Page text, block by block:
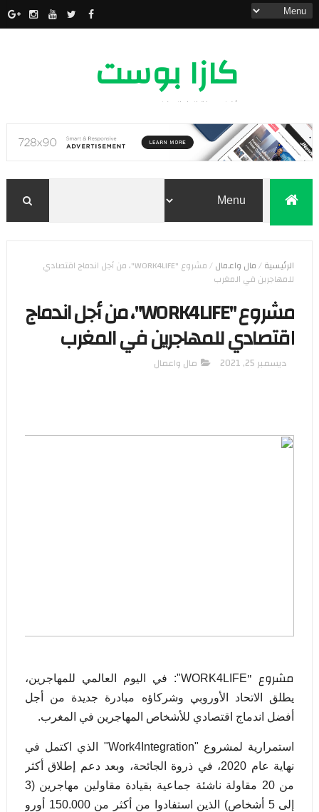
كازا بوست
أخبار مدينة الدار البيضاء
الرئيسية/مال واعمال/
مشروع "WORK4LIFE"، من أجل اندماج اقتصادي
للمهاجرين في المغرب
مشروع "WORK4LIFE"، من أجل اندماج
اقتصادي للمهاجرين في المغرب
ديسمبر 25, 2021 مال واعمال
مشروع "WORK4LIFE": في اليوم العالمي للمهاجرين،
يطلق الاتحاد الأوروبي وشركاؤه مبادرة جديدة من أجل
أفضل اندماج اقتصادي للأشخاص المهاجرين في المغرب.
استمرارية لمشروع "Work4Integration" الذي اكتمل في
نهاية عام 2020، في ذروة الجائحة، وبعد
دعم إطلاق أكثر
من 20 مقاولة ناشئة جماعية بقيادة مقاولين مهاجرين (3
إلى 5
أشخاص) الذين استفادوا من أكثر من 150.000 أورو